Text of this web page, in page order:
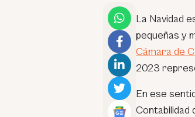
La Navidad
pequeñas y
Cámara de
2023
En ese
Contabilidad